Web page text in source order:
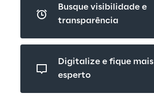
Busque visibilidade e
transparência
Digitalize e fique mais
esperto